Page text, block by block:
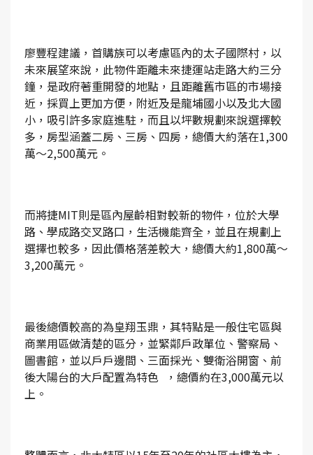
廖豐程建議，首購族可以考慮區內的太子國際村，以
未來展望來說，此物件距離未來捷運站走路大約三分
鐘，是政府著重開發的地點，且距離舊市區的市場接
近，採買上更加方便，附近及是龍埔國小以及北大國
小，吸引許多家庭進駐，而且以坪數規劃來說選擇較
多，房型涵蓋二房、三房、四房，總價大約落在1,300
萬～2,500萬元。
而將捷MIT則是區內屋齡相對較新的物件，位於大學
路、學成路交叉路口，生活機能齊全，並且在規劃上
選擇也較多，因此價格落差較大，總價大約1,800萬～
3,200萬元。
最後總價較高的為皇翔玉鼎，其特點是一般住宅區與
商業用區做清楚的區分，並緊鄰戶政單位、警察局、
圖書館，並以戶戶邊間、三面採光、雙衛浴開窗、前
後大陽台的大戶配置為特色 ，總價約在3,000萬元以
上。